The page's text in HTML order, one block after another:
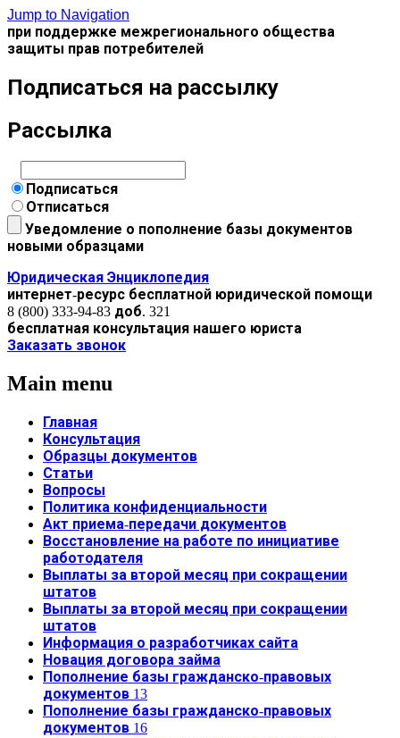
Jump to Navigation
при поддержке межрегионального общества
защиты прав потребителей
Подписаться на рассылку
Рассылка
Подписаться
Отписаться
Уведомление о пополнение базы документов
новыми образцами
Юридическая Энциклопедия
интернет-ресурс бесплатной юридической помощи
8 (800) 333-94-83 доб. 321
бесплатная консультация нашего юриста
Заказать звонок
Main menu
Главная
Консультация
Образцы документов
Статьи
Вопросы
Политика конфиденциальности
Акт приема-передачи документов
Восстановление на работе по инициативе
работодателя
Выплаты за второй месяц при сокращении
штатов
Выплаты за второй месяц при сокращении
штатов
Информация о разработчиках сайта
Новация договора займа
Пополнение базы гражданско-правовых
документов 13
Пополнение базы гражданско-правовых
документов 16